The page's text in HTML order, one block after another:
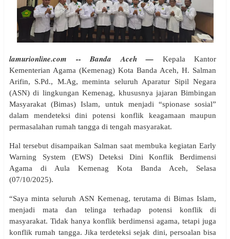
lamurionline.com -- Banda Aceh — Kepala Kantor
Kementerian Agama (Kemenag) Kota Banda Aceh, H. Salman
Arifin, S.Pd., M.Ag, meminta seluruh Aparatur Sipil Negara
(ASN) di lingkungan Kemenag, khususnya jajaran Bimbingan
Masyarakat (Bimas) Islam, untuk menjadi “spionase sosial”
dalam mendeteksi dini potensi konflik keagamaan maupun
permasalahan rumah tangga di tengah masyarakat.
Hal tersebut disampaikan Salman saat membuka kegiatan Early
Warning System (EWS) Deteksi Dini Konflik Berdimensi
Agama di Aula Kemenag Kota Banda Aceh, Selasa
(07/10/2025).
“Saya minta seluruh ASN Kemenag, terutama di Bimas Islam,
menjadi mata dan telinga terhadap potensi konflik di
masyarakat. Tidak hanya konflik berdimensi agama, tetapi juga
konflik rumah tangga. Jika terdeteksi sejak dini, persoalan bisa